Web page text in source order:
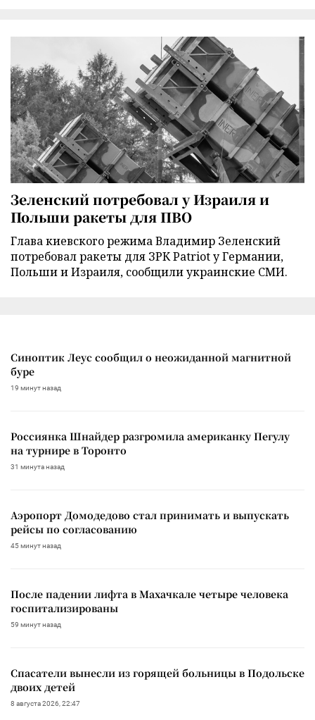
Зеленский потребовал у Израиля и
Польши ракеты для ПВО
Глава киевского режима Владимир Зеленский
потребовал ракеты для ЗРК Patriot у Германии,
Польши и Израиля, сообщили украинские СМИ.
Синоптик Леус сообщил о неожиданной магнитной
буре
19 минут назад
Россиянка Шнайдер разгромила американку Пегулу
на турнире в Торонто
31 минута назад
Аэропорт Домодедово стал принимать и выпускать
рейсы по согласованию
45 минут назад
После падении лифта в Махачкале четыре человека
госпитализированы
59 минут назад
Спасатели вынесли из горящей больницы в Подольске
двоих детей
8 августа 2026, 22:47